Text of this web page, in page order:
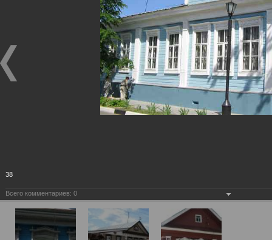
(фотоальбомы)
38
Всего комментариев: 0